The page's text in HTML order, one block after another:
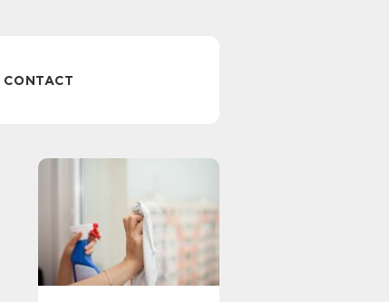
CONTACT